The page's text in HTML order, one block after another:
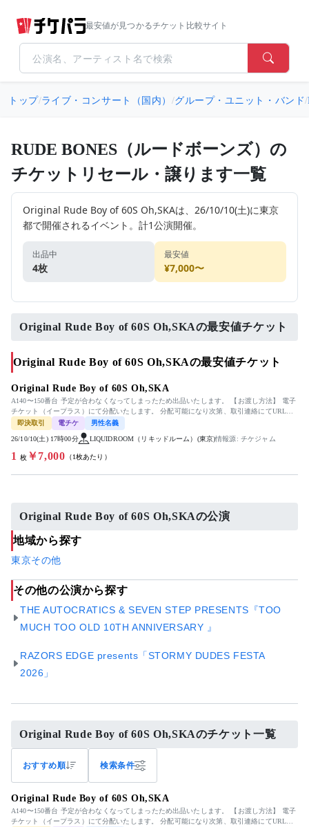
最安値が見つかるチケット比較サイト
トップ/ライブ・コンサート（国内） /グループ・ユニット・バンド/
RUDE BONES（ルードボーンズ）の
チケットリセール・譲ります一覧
Original Rude Boy of 60S Oh,SKAは、26/10/10(土)に東京
都で開催されるイベント。計1公演開催。
出品中
4枚
最安値
¥7,000〜
Original Rude Boy of 60S Oh,SKAの最安値チケット
Original Rude Boy of 60S Oh,SKAの最安値チケット
Original Rude Boy of 60S Oh,SKA
A140〜150番台 予定が合わなくなってしまったため出品いたします。 【お渡し方法】 電子
チケット（イープラス）にて分配いたします。 分配可能になり次第、取引連絡にてURLを
お送りします。 ...
即決取引 電チケ 男性名義
26/10/10(土) 17時00分 LIQUIDROOM（リキッドルーム）(東京)情報源: チケジャム
1 枚￥7,000 （1枚あたり）
Original Rude Boy of 60S Oh,SKAの公演
地域から探す
東京その他
その他の公演から探す
THE AUTOCRATICS & SEVEN STEP PRESENTS『TOO
MUCH TOO OLD 10TH ANNIVERSARY 』
RAZORS EDGE presents「STORMY DUDES FESTA
2026」
Original Rude Boy of 60S Oh,SKAのチケット一覧
おすすめ順 検索条件
Original Rude Boy of 60S Oh,SKA
A140〜150番台 予定が合わなくなってしまったため出品いたします。 【お渡し方法】 電子
チケット（イープラス）にて分配いたします。 分配可能になり次第、取引連絡にてURLを